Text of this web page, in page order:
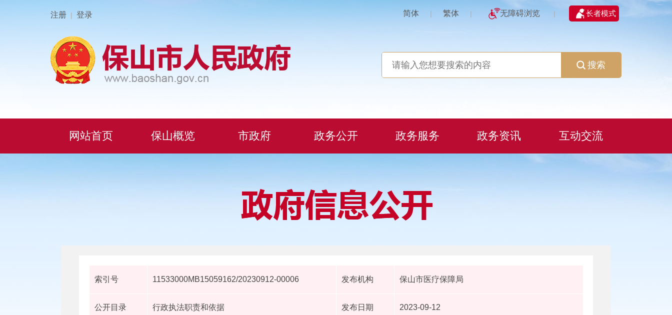
注册 | 登录 简体 | 繁体 | 无障碍浏览 | 长者模式
搜索
网站首页 保山概览 市政府 政务公开 政务服务 政务资讯 互动交流
索引号 11533000MB15059162/20230912-00006 发布机构 保山市医疗保障局
公开目录 行政执法职责和依据 发布日期 2023-09-12